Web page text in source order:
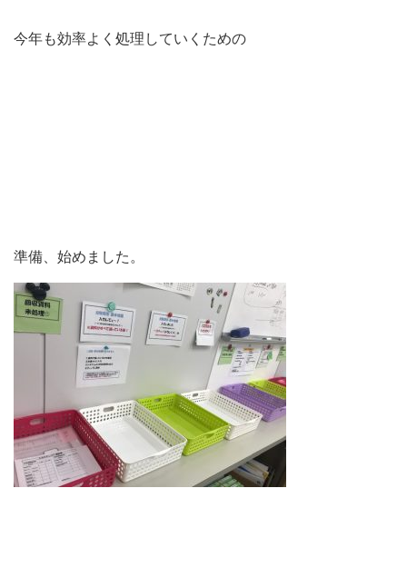
今年も効率よく処理していくための
準備、始めました。